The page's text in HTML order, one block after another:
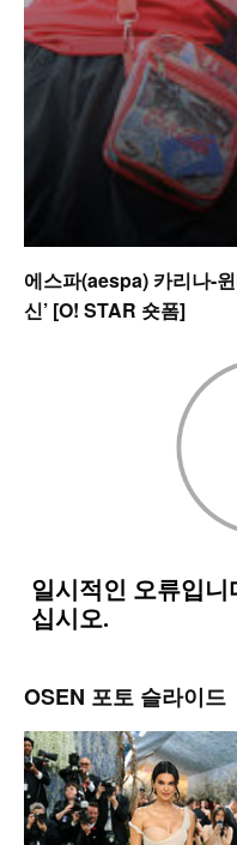
에스파(aespa) 카리나-
신’ [O! STAR 숏폼]
OSEN 포토 슬라이드